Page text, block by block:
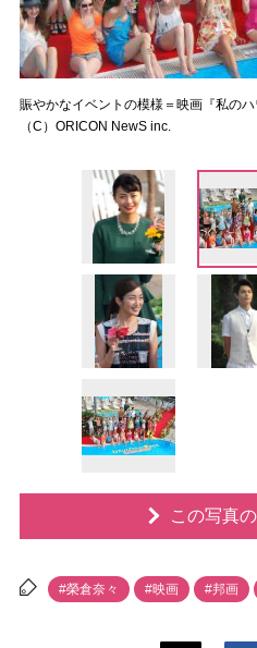
賑やかなイベントの模様＝映画『私の
（C）ORICON NewS inc.
この写真
#榮倉奈々 #映画 #邦画